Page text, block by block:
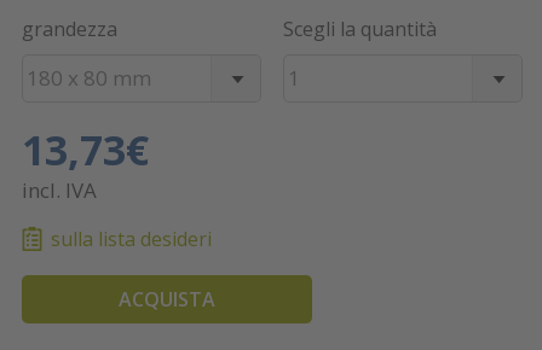
grandezza
180 x 80 mm
Scegli la quantità
1
13,73€
incl. IVA
sulla lista desideri
ACQUISTA